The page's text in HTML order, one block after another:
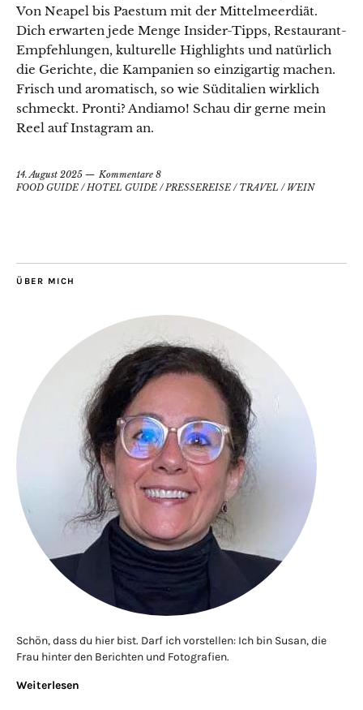
Von Neapel bis Paestum mit der Mittelmeerdiät.
Dich erwarten jede Menge Insider-Tipps, Restaurant-
Empfehlungen, kulturelle Highlights und natürlich
die Gerichte, die Kampanien so einzigartig machen.
Frisch und aromatisch, so wie Süditalien wirklich
schmeckt. Pronti? Andiamo! Schau dir gerne mein
Reel auf Instagram an.
14. August 2025
Kommentare 8
FOOD GUIDE /HOTEL GUIDE /PRESSEREISE / TRAVEL / WEIN
ÜBER MICH
Schön, dass du hier bist. Darf ich vorstellen: Ich bin Susan, die
Frau hinter den Berichten und Fotografien.
Weiterlesen